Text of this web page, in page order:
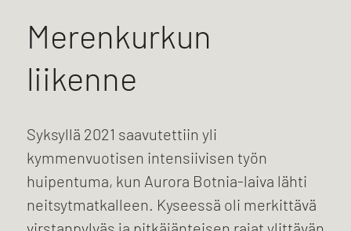
Merenkurkun
liikenne
Syksyllä 2021 saavutettiin yli
kymmenvuotisen intensiivisen työn
huipentuma, kun Aurora Botnia-laiva lähti
neitsytmatkalleen. Kyseessä oli merkittävä